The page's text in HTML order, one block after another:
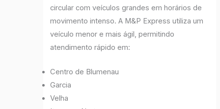
circular com veículos grandes em horários de
movimento intenso. A M&P Express utiliza um
veículo menor e mais ágil, permitindo
atendimento rápido em:
Centro de Blumenau
Garcia
Velha